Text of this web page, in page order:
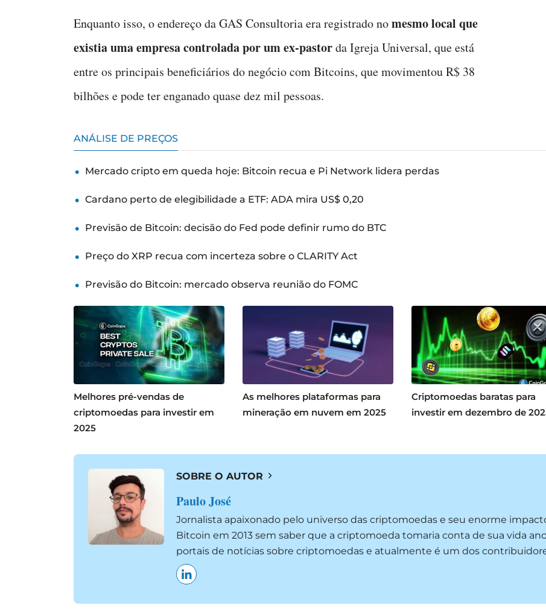
Enquanto isso, o endereço da GAS Consultoria era registrado nomesmo local que
existia uma empresa controlada por um ex-pastorda Igreja Universal, que está
entre os principais beneficiários do negócio com Bitcoins, que movimentou R$ 38
bilhões e pode ter enganado quase dez mil pessoas.
ANÁLISE DE PREÇOS
Mercado cripto em queda hoje: Bitcoin recua e Pi Network lidera perdas
Cardano perto de elegibilidade a ETF: ADA mira US$ 0,20
Previsão de Bitcoin: decisão do Fed pode definir rumo do BTC
Preço do XRP recua com incerteza sobre o CLARITY Act
Previsão do Bitcoin: mercado observa reunião do FOMC
Melhores pré-vendas de
criptomoedas para investir em
2025
As melhores plataformas para
mineração em nuvem em 2025
Criptomoedas baratas para
investir em dezembro de
SOBRE O AUTOR
Paulo José
Jornalista apaixonado pelo universo das criptomoedas e seu enorme
Bitcoin em 2013 sem saber que a criptomoeda tomaria conta de sua vida
portais de notícias sobre criptomoedas e atualmente é um dos